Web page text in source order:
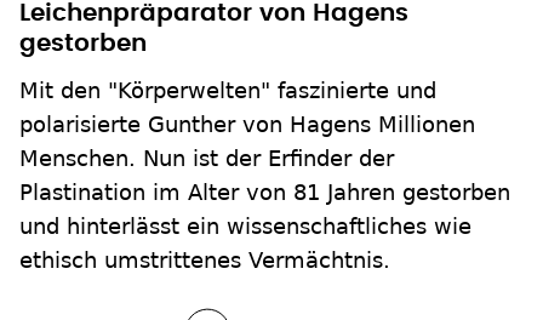
Leichenpräparator von Hagens
gestorben
Mit den "Körperwelten" faszinierte und
polarisierte Gunther von Hagens Millionen
Menschen. Nun ist der Erfinder der
Plastination im Alter von 81 Jahren gestorben
und hinterlässt ein wissenschaftliches wie
ethisch umstrittenes Vermächtnis.